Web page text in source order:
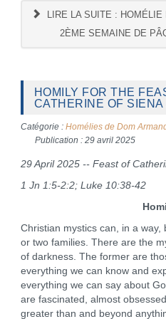
LIRE LA SUITE :
2ÈME SEMAINE DE
HOMILY FOR THE
CATHERINE OF
Catégorie : Homélies de Dom
Publication : 29 avril 2025
29 April 2025 -- Feast of
1 Jn 1:5-2:2; Luke 10:38-42
Christian mystics can, in a
or two families. There are the
of darkness. The former are
everything we can know and
everything we can say about
are fascinated, almost
greater than and beyond